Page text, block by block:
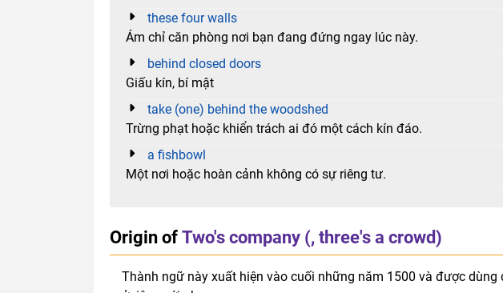
these four walls
Ám chỉ căn phòng nơi bạn đang đứng ngay lúc này.
behind closed doors
Giấu kín, bí mật
take (one) behind the woodshed
Trừng phạt hoặc khiển trách ai đó một cách kín đáo.
a fishbowl
Một nơi hoặc hoàn cảnh không có sự riêng tư.
Origin ofTwo's company (, three's a crowd)
Thành ngữ này xuất hiện vào cuối những năm 1500 và được